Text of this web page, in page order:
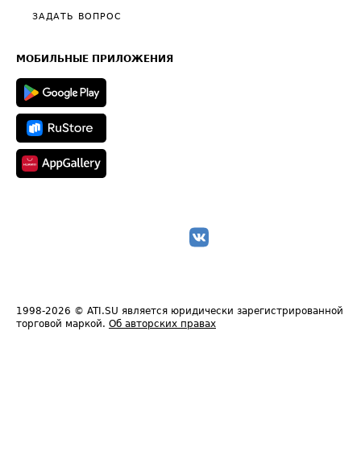
Общие положения
Полезное по перевозкам
Техническая информация
ЗАДАТЬ ВОПРОС
МОБИЛЬНЫЕ ПРИЛОЖЕНИЯ
1998-2026 © ATI.SU является юридически зарегистрированной
торговой маркой. Об авторских правах